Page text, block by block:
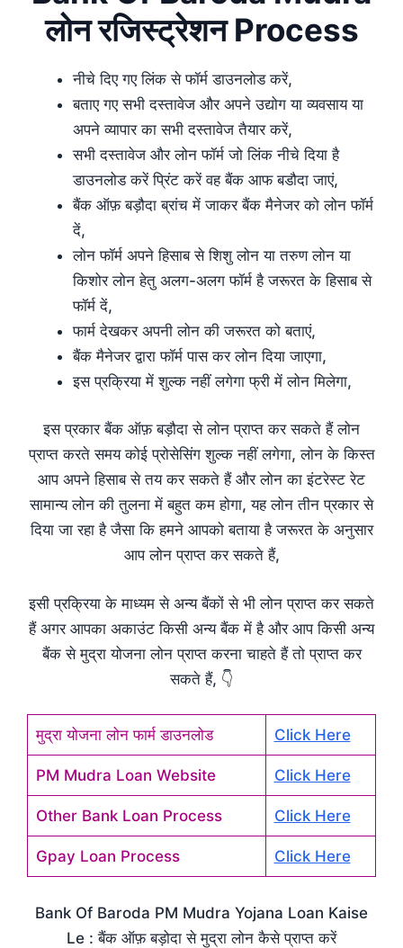
लोन रजिस्ट्रेशन Process
नीचे दिए गए लिंक से फॉर्म डाउनलोड करें,
बताए गए सभी दस्तावेज और अपने उद्योग या व्यवसाय या
अपने व्यापार का सभी दस्तावेज तैयार करें,
सभी दस्तावेज और लोन फॉर्म जो लिंक नीचे दिया है
डाउनलोड करें प्रिंट करें वह बैंक आफ बडौदा जाएं,
बैंक ऑफ़ बड़ौदा ब्रांच में जाकर बैंक मैनेजर को लोन फॉर्म
दें,
लोन फॉर्म अपने हिसाब से शिशु लोन या तरुण लोन या
किशोर लोन हेतु अलग-अलग फॉर्म है जरूरत के हिसाब से
फॉर्म दें,
फार्म देखकर अपनी लोन की जरूरत को बताएं,
बैंक मैनेजर द्वारा फॉर्म पास कर लोन दिया जाएगा,
इस प्रक्रिया में शुल्क नहीं लगेगा फ्री में लोन मिलेगा,
इस प्रकार बैंक ऑफ़ बड़ौदा से लोन प्राप्त कर सकते हैं लोन
प्राप्त करते समय कोई प्रोसेसिंग शुल्क नहीं लगेगा, लोन के किस्त
आप अपने हिसाब से तय कर सकते हैं और लोन का इंटरेस्ट रेट
सामान्य लोन की तुलना में बहुत कम होगा, यह लोन तीन प्रकार से
दिया जा रहा है जैसा कि हमने आपको बताया है जरूरत के अनुसार
आप लोन प्राप्त कर सकते हैं,
इसी प्रक्रिया के माध्यम से अन्य बैंकों से भी लोन प्राप्त कर सकते
हैं अगर आपका अकाउंट किसी अन्य बैंक में है और आप किसी अन्य
बैंक से मुद्रा योजना लोन प्राप्त करना चाहते हैं तो प्राप्त कर
सकते हैं, 👇
मुद्रा योजना लोन फार्म डाउनलोड Click Here
PM Mudra Loan Website Click Here
Other Bank Loan Process Click Here
Gpay Loan Process Click Here
Bank Of Baroda PM Mudra Yojana Loan Kaise
Le : बैंक ऑफ़ बड़ोदा से मुद्रा लोन कैसे प्राप्त करें